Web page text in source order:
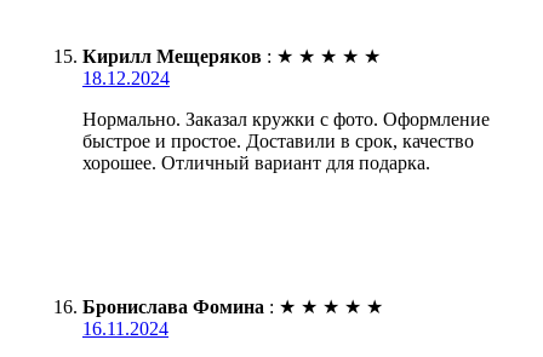
Кирилл Мещеряков : ★ ★ ★ ★ ★
18.12.2024
Нормально. Заказал кружки с фото. Оформление
быстрое и простое. Доставили в срок, качество
хорошее. Отличный вариант для подарка.
Бронислава Фомина : ★ ★ ★ ★ ★
16.11.2024